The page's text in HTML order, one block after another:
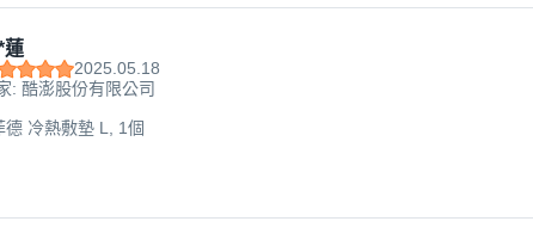
蓮
2025.05.18
: 酷澎股份有限公司
德 冷熱敷墊 L, 1個